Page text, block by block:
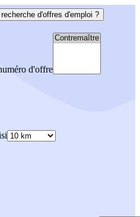
d'offres d'emploi ?
d'offre